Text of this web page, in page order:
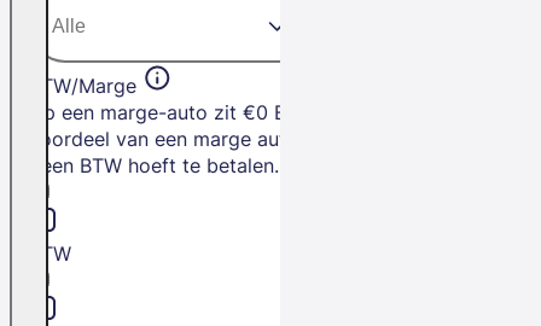
BTW/Marge
Op een marge-auto zit €0 BTW. Het
voordeel van een marge auto is dat je
geen BTW hoeft te betalen.
BTW